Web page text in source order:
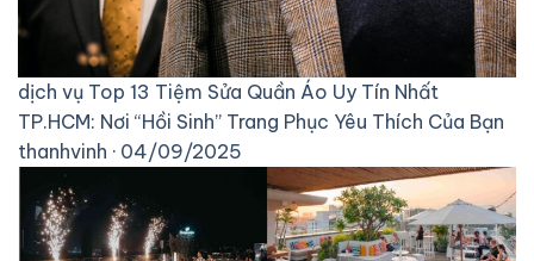
dịch vụ Top 13 Tiệm Sửa Quần Áo Uy Tín Nhất
TP.HCM: Nơi “Hồi Sinh” Trang Phục Yêu Thích Của Bạn
thanhvinh · 04/09/2025